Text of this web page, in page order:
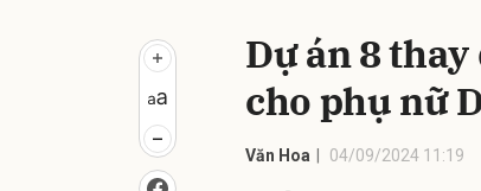
Dự án 8
cho phụ nữ
Văn Hoa 04/09/2024 11:19